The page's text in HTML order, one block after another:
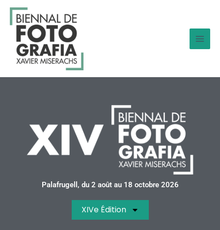
Aller
contenu
Palafrugell, du 2 août au 18 octobre 2026
XIVe Édition